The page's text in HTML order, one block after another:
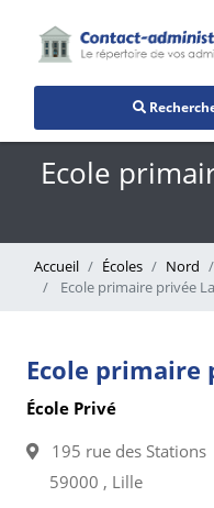
Ecole
Accueil Écoles Nord
Ecole primaire privée
Ecole primaire
École Privé
195 rue des Stations
59000 , Lille